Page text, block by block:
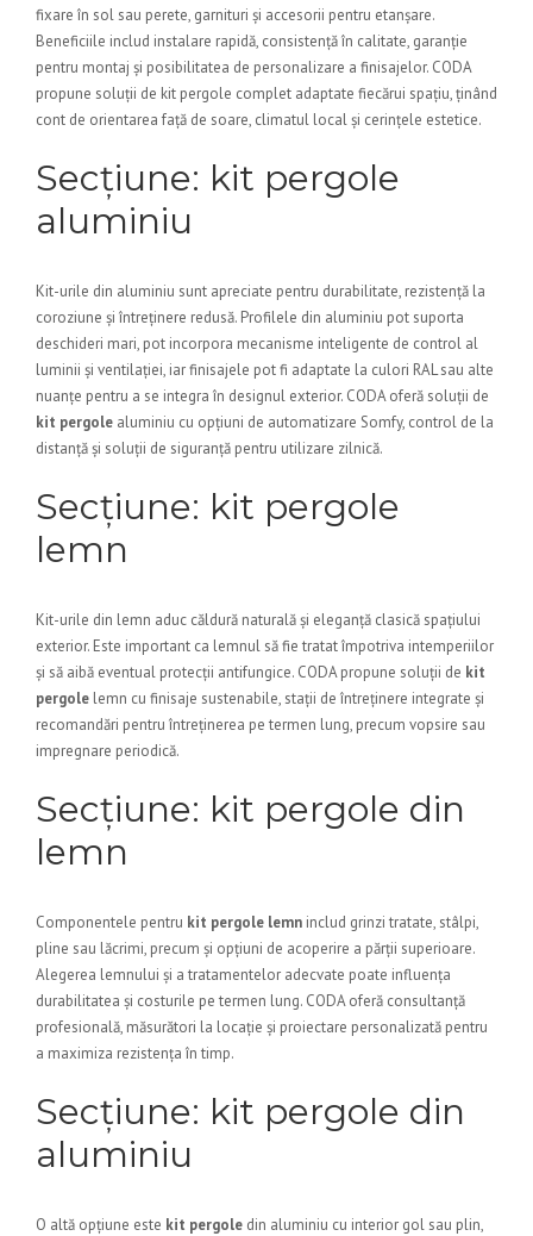
fixare în sol sau perete, garnituri și accesorii pentru etanșare.
Beneficiile includ instalare rapidă, consistență în calitate, garanție
pentru montaj și posibilitatea de personalizare a finisajelor. CODA
propune soluții de kit pergole complet adaptate fiecărui spațiu, ținând
cont de orientarea față de soare, climatul local și cerințele estetice.
Secțiune: kit pergole
aluminiu
Kit-urile din aluminiu sunt apreciate pentru durabilitate, rezistență la
coroziune și întreținere redusă. Profilele din aluminiu pot suporta
deschideri mari, pot incorpora mecanisme inteligente de control al
luminii și ventilației, iar finisajele pot fi adaptate la culori RAL sau alte
nuanțe pentru a se integra în designul exterior. CODA oferă soluții de
kit pergole aluminiu cu opțiuni de automatizare Somfy, control de la
distanță și soluții de siguranță pentru utilizare zilnică.
Secțiune: kit pergole
lemn
Kit-urile din lemn aduc căldură naturală și eleganță clasică spațiului
exterior. Este important ca lemnul să fie tratat împotriva intemperiilor
și să aibă eventual protecții antifungice. CODA propune soluții de kit
pergole lemn cu finisaje sustenabile, stații de întreținere integrate și
recomandări pentru întreținerea pe termen lung, precum vopsire sau
impregnare periodică.
Secțiune: kit pergole din
lemn
Componentele pentru kit pergole lemn includ grinzi tratate, stâlpi,
pline sau lăcrimi, precum și opțiuni de acoperire a părții superioare.
Alegerea lemnului și a tratamentelor adecvate poate influența
durabilitatea și costurile pe termen lung. CODA oferă consultanță
profesională, măsurători la locație și proiectare personalizată pentru
a maximiza rezistența în timp.
Secțiune: kit pergole din
aluminiu
O altă opțiune este kit pergole din aluminiu cu interior gol sau plin,